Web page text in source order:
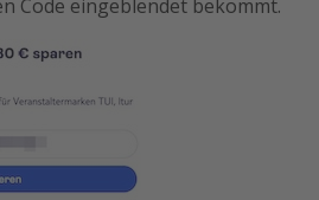
Code eingeblendet bekommt.